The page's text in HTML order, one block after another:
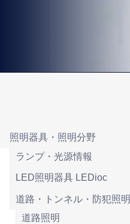
照明器具・照明分野
ランプ・光源情報
LED照明器具 LEDioc
道路・トンネル・防犯照明
道路照明